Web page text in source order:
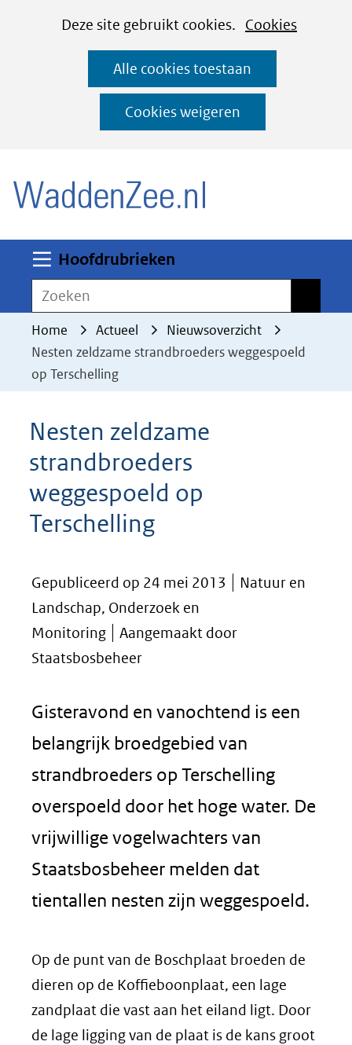
CookiesDeze site gebruikt cookies. Cookies
deze
worden
toegestaan
geweigerd.
Alle cookies toestaan
Cookies weigeren
Ga
naar
de
inhoud
Hoofdrubrieken
Zoeken
Home Actueel
Nieuwsoverzicht
Nesten zeldzame strandbroeders weggespoeld
op Terschelling
Nesten zeldzame
strandbroeders
weggespoeld op
Terschelling
Gepubliceerd op 24 mei 2013
Natuur en
Landschap, Onderzoek en
Monitoring
Aangemaakt door
Staatsbosbeheer
Gisteravond en vanochtend is een
belangrijk broedgebied van
strandbroeders op Terschelling
overspoeld door het hoge water. De
vrijwillige vogelwachters van
Staatsbosbeheer melden dat
tientallen nesten zijn weggespoeld.
Op de punt van de Boschplaat broeden de
dieren op de Koffieboonplaat, een lage
zandplaat die vast aan het eiland ligt. Door
de lage ligging van de plaat is de kans groot